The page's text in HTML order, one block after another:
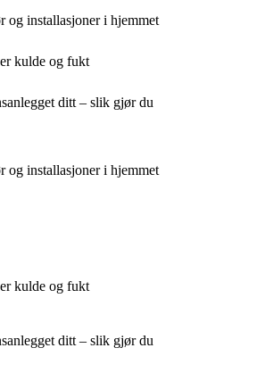
og installasjoner i hjemmet
kulde og fukt
ditt – slik gjør du
og installasjoner i hjemmet
kulde og fukt
ditt – slik gjør du